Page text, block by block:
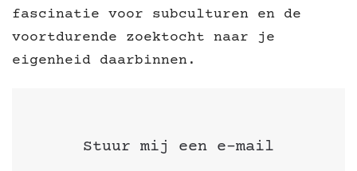
fascinatie voor subculturen en de
voortdurende zoektocht naar je
eigenheid daarbinnen.
Stuur mij een e-mail